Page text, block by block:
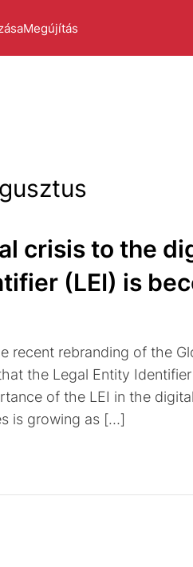
Megújítás
crisis to the
(LEI) is
recent rebranding of the
the Legal Entity
of the LEI in the
is growing as […]